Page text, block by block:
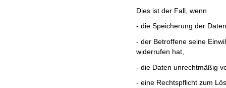
Dies ist der Fall, wenn
- die Speicherung der
- der Betroffene seine
widerrufen hat,
- die Daten unrechtmäßig
- eine Rechtspflicht zum